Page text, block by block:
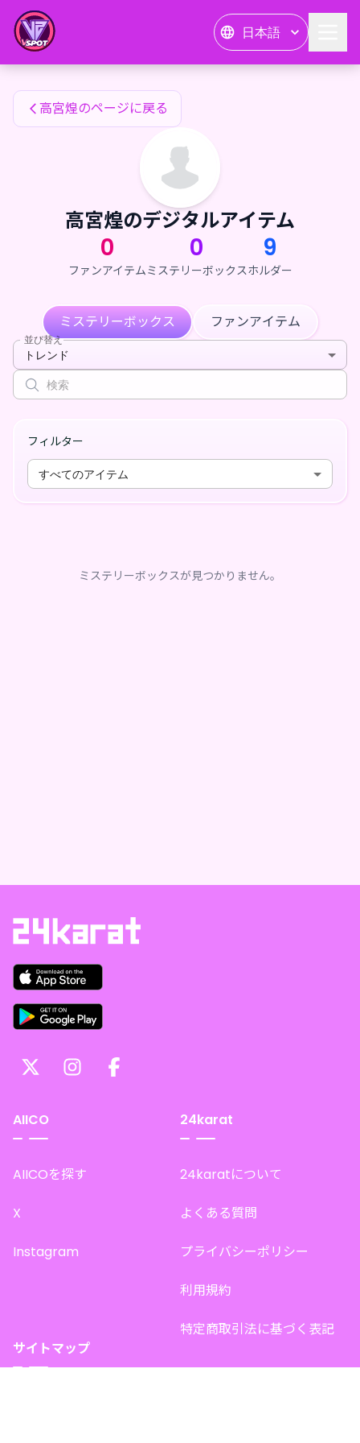
日本語
高宮煌のファンアイテム
高宮煌のページに戻る
高宮煌のデジタルアイテム
0
ファンアイテム
0
ミステリーボックス
9
ホルダー
ミステリーボックス ファンアイテム
並び替え
トレンド
フィルター
すべてのアイテム
ミステリーボックスが見つかりません。
AIICO
AIICOを探す
X
Instagram
24karat
24karatについて
よくある質問
プライバシーポリシー
利用規約
特定商取引法に基づく表記
サイトマップ
高宮煌のファンアイテム — 24karat